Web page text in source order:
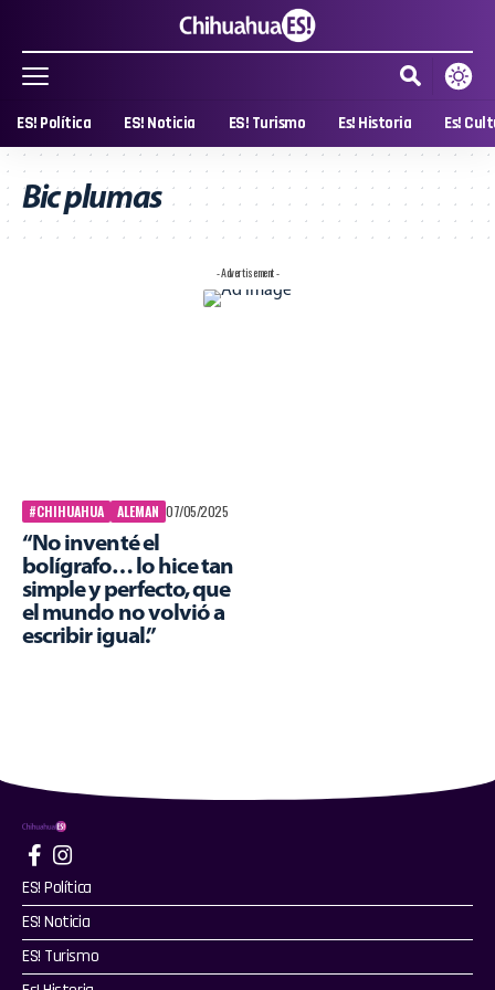
ES! Política ES! Noticia ES! Turismo Es! Historia Es!
Bic plumas
- Advertisement -
#CHIHUAHUA ALEMAN 07/05/2025
“No inventé el
bolígrafo… lo hice tan
simple y perfecto, que
el mundo no volvió a
escribir igual.”
ES! Política
ES! Noticia
ES! Turismo